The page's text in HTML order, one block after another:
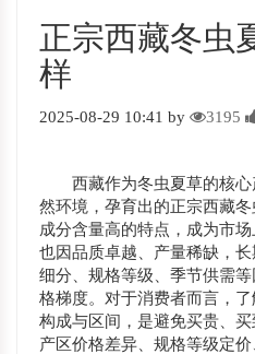
正宗西藏冬虫
样
2025-08-29 10:41 by 3195
西藏作为冬虫夏草的核心
然环境，孕育出的正宗西藏
成分含量高的特点，成为市
也因品质卓越、产量稀缺，
细分、规格等级、季节供需
格梯度。对于消费者而言，
构成与区间，是避免买贵、
产区价格差异、规格等级定